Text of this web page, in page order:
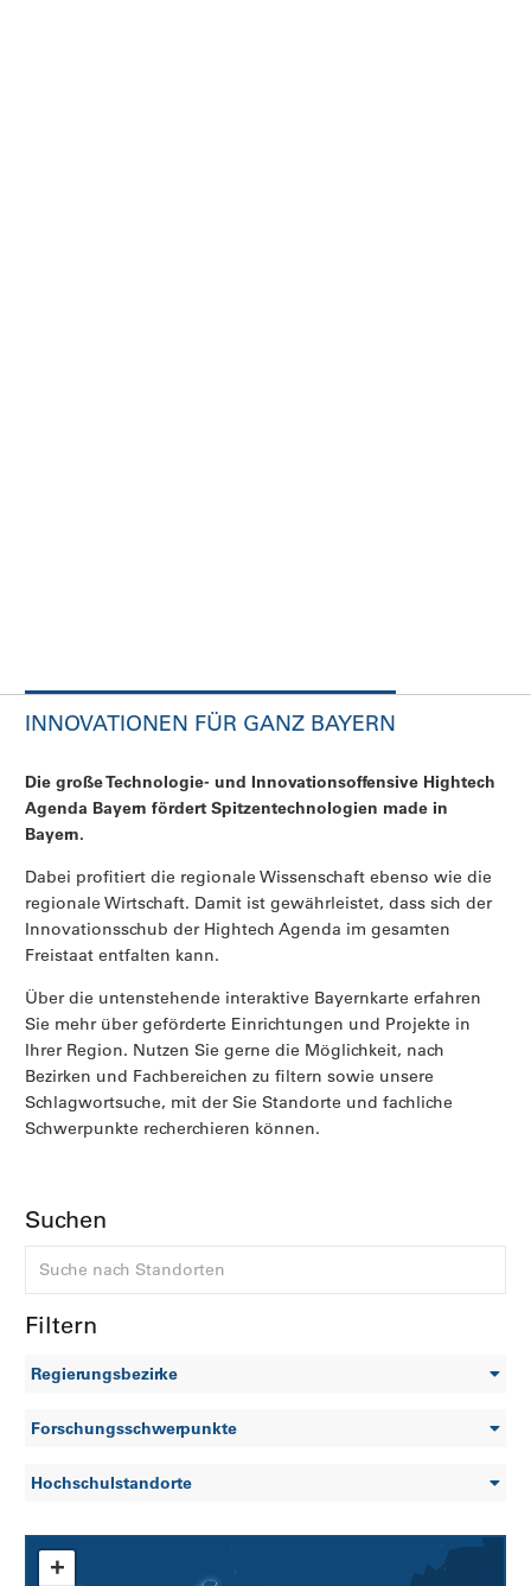
INNOVATIONEN FÜR GANZ BAYERN
Die große Technologie- und Innovationsoffensive Hightech
Agenda Bayern fördert Spitzentechnologien made in
Bayern.
Dabei profitiert die regionale Wissenschaft ebenso wie die
regionale Wirtschaft. Damit ist gewährleistet, dass sich der
Innovationsschub der Hightech Agenda im gesamten
Freistaat entfalten kann.
Über die untenstehende interaktive Bayernkarte erfahren
Sie mehr über geförderte Einrichtungen und Projekte in
Ihrer Region. Nutzen Sie gerne die Möglichkeit, nach
Bezirken und Fachbereichen zu filtern sowie unsere
Schlagwortsuche, mit der Sie Standorte und fachliche
Schwerpunkte recherchieren können.
Suchen
Filtern
Regierungsbezirke
Forschungsschwerpunkte
Hochschulstandorte
+